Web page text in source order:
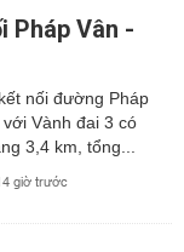
Pháp Vân -
nối đường Pháp
Vành đai 3 có
3,4 km, tổng...
giờ trước